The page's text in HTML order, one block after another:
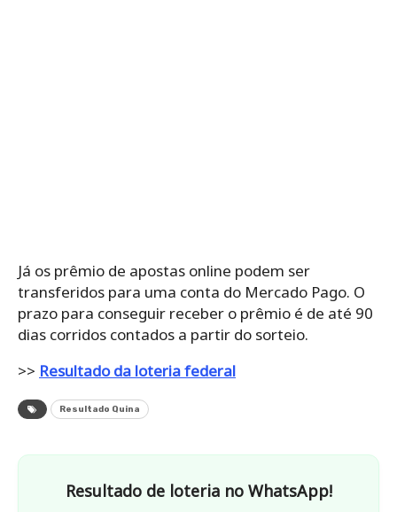
Já os prêmio de apostas online podem ser
transferidos para uma conta do Mercado Pago. O
prazo para conseguir receber o prêmio é de até 90
dias corridos contados a partir do sorteio.
>> Resultado da loteria federal
Resultado Quina
Resultado de loteria no WhatsApp!